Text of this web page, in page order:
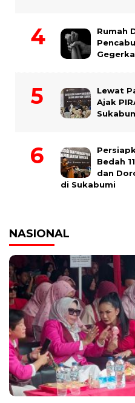
Rumah
Lewat
Ajak
Bedah
dan
di Sukabumi
NASIONAL